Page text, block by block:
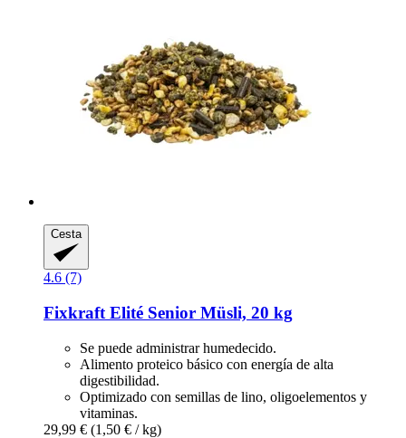
Cesta
4.6 (7)
Fixkraft Elité Senior Müsli, 20 kg
Se puede administrar humedecido.
Alimento proteico básico con energía de alta
digestibilidad.
Optimizado con semillas de lino, oligoelementos y
vitaminas.
29,99 € (1,50 € / kg)